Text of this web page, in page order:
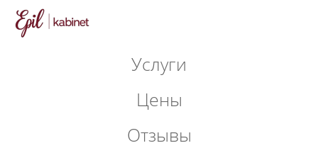
Услуги
Цены
Отзывы